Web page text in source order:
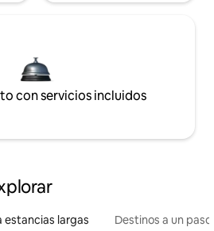
con servicios incluidos
estancias largas Destinos a un